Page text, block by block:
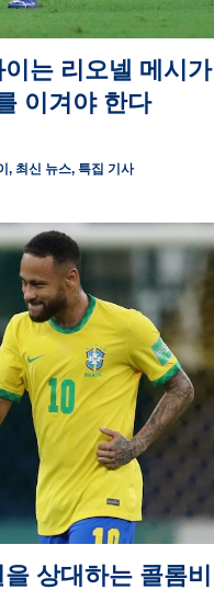
는 리오넬 메시
이겨야 한다
, 최신 뉴스,특집 기사
상대하는 콜롬